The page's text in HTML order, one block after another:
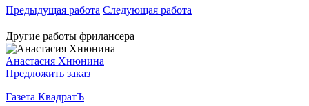
Предыдущая работа Следующая работа
Другие работы фрилансера
Анастасия Хнюнина
Предложить заказ
Газета КвадратЪ